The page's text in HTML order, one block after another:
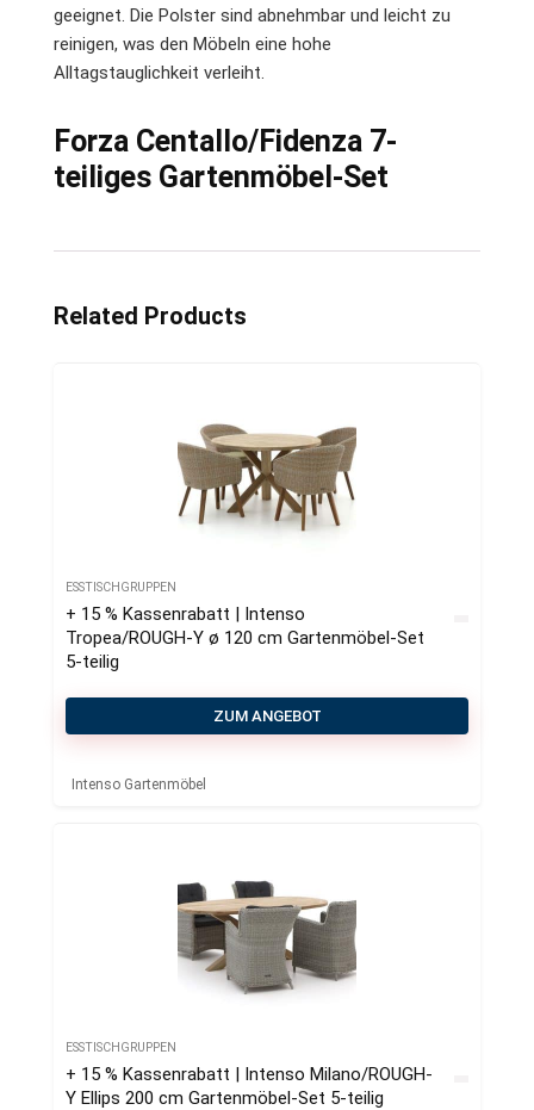
geeignet. Die Polster sind abnehmbar und leicht zu
reinigen, was den Möbeln eine hohe
Alltagstauglichkeit verleiht.
Forza Centallo/Fidenza 7-
teiliges Gartenmöbel-Set
Related Products
ESSTISCHGRUPPEN
+ 15 % Kassenrabatt | Intenso
Tropea/ROUGH-Y ø 120 cm Gartenmöbel-Set
5-teilig
ZUM ANGEBOT
Intenso Gartenmöbel
ESSTISCHGRUPPEN
+ 15 % Kassenrabatt | Intenso Milano/ROUGH-
Y Ellips 200 cm Gartenmӧbel-Set 5-teilig